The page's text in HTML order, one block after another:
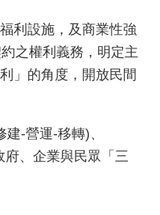
利設施，及商業性強
之權利義務，明定主
」的角度，開放民間
-營運-移轉)、
、企業與民眾「三